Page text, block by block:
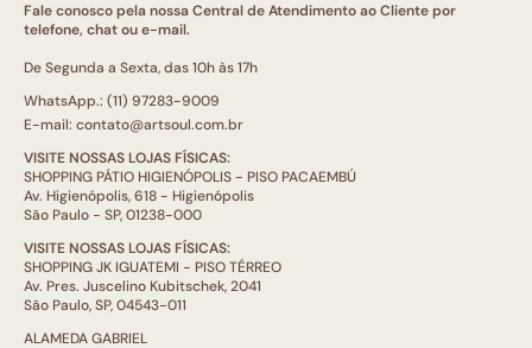
Fale conosco pela nossa Central de Atendimento ao Cliente por
telefone, chat ou e-mail.
De Segunda a Sexta, das 10h às 17h
WhatsApp.: (11) 97283-9009
E-mail: contato@artsoul.com.br
VISITE NOSSAS LOJAS FÍSICAS:
SHOPPING PÁTIO HIGIENÓPOLIS - PISO PACAEMBÚ
Av. Higienópolis, 618 - Higienópolis
São Paulo - SP, 01238-000
VISITE NOSSAS LOJAS FÍSICAS:
SHOPPING JK IGUATEMI - PISO TÉRREO
Av. Pres. Juscelino Kubitschek, 2041
São Paulo, SP, 04543-011
ALAMEDA GABRIEL